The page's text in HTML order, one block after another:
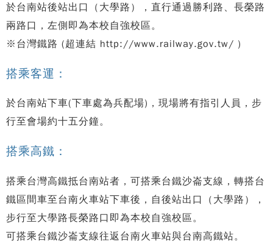
於台南站後站出口（大學路），直行通過勝利路、長榮路
兩路口，左側即為本校自強校區。
※台灣鐵路 (超連結 http://www.railway.gov.tw/ )
搭乘客運：
於台南站下車(下車處為兵配場)，現場將有指引人員，步
行至會場約十五分鐘。
搭乘高鐵：
搭乘台灣高鐵抵台南站者，可搭乘台鐵沙崙支線，轉搭台
鐵區間車至台南火車站下車後，自後站出口（大學路），
步行至大學路長榮路口即為本校自強校區。
可搭乘台鐵沙崙支線往返台南火車站與台南高鐵站。